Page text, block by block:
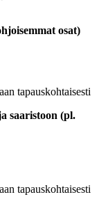
osat)
tapauskohtaisesti
saaristoon (pl.
tapauskohtaisesti